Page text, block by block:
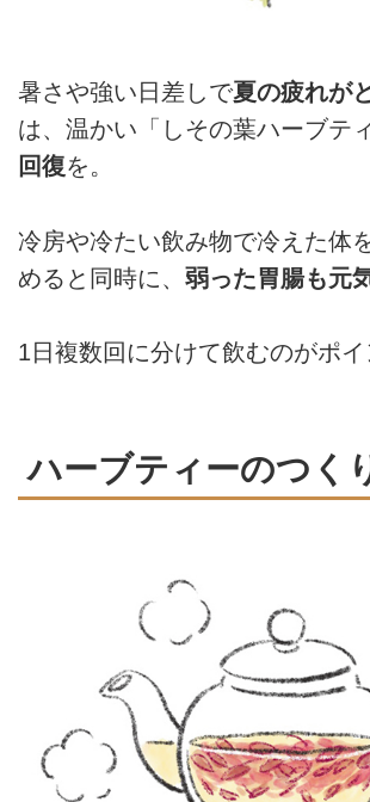
暑さや強い日差しで夏の疲れが
は、温かい「しその葉ハーブテ
回復を。
冷房や冷たい飲み物で冷えた体
めると同時に、 弱った胃腸も元
1日複数回に分けて飲むのがポイ
ハーブティーのつく